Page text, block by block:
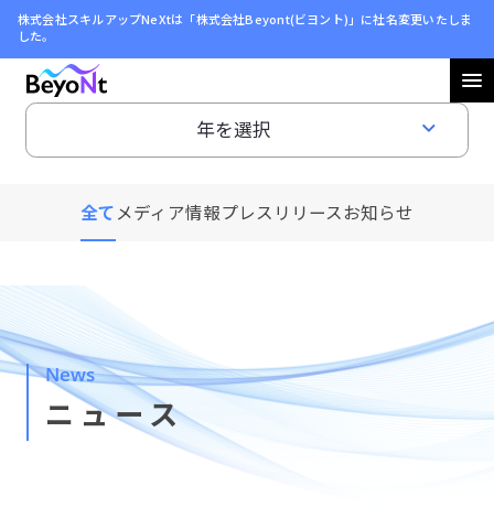
株式会社スキルアップNeXtは「株式会社Beyont(ビヨント)」に社名変更いたしま
した。
サステナビリティ
お問い合わせ
全て メディア情報プレスリリースお知らせ
News
ニュース